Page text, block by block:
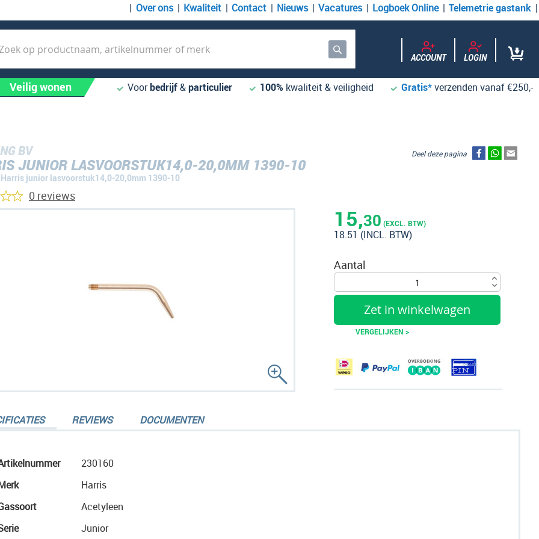
Over ons Kwaliteit Contact Nieuws Vacatures Logboek Online Telemetrie gastank
Zoek ACCOUNT LOGIN
Veilig wonen Voorbedrijf&particulier 100% kwaliteit & veiligheid Gratis*verzenden vanaf €250,-
BV
JUNIOR LASVOORSTUK14,0-20,0MM 1390-10
Harris junior lasvoorstuk14,0-20,0mm 1390-10
15,30 (EXCL. BTW)
18.51 (INCL. BTW)
Aantal
Zet in winkelwagen
VERGELIJKEN >
Deel deze pagina
0 reviews
230160
Harris
Acetyleen
Junior
REVIEWS DOCUMENTEN